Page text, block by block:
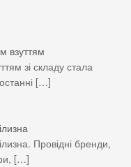
взуттям
зі складу стала
[…]
Провідні бренди,
[…]